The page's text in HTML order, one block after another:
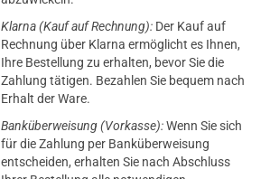
Klarna (Kauf auf Rechnung): Der Kauf auf
Rechnung über Klarna ermöglicht es Ihnen,
Ihre Bestellung zu erhalten, bevor Sie die
Zahlung tätigen. Bezahlen Sie bequem nach
Erhalt der Ware.
Banküberweisung (Vorkasse):Wenn Sie sich
für die Zahlung per Banküberweisung
entscheiden, erhalten Sie nach Abschluss